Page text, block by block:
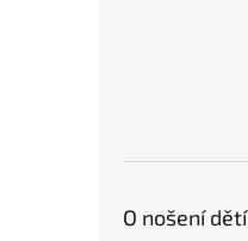
O nošení dětí